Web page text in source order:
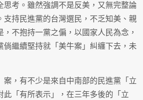
考。雖然強調不是反美，又無完整論
持民進黨的台灣選民，不乏知美、親
不抱持一黨之偏，以國家人民為念，
繼續堅持就「美牛案」糾纏下去，未
，有不少是來自中南部的民進黨「立
「有所表示」，在三年多後的「立